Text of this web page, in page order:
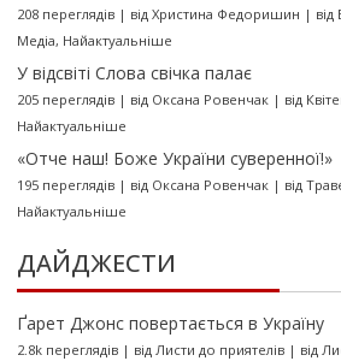
208 переглядів| від Христина Федоришин |
Медіа, Найактуальніше
У відсвіті Слова свічка палає
205 переглядів| від Оксана Ровенчак| від
Найактуальніше
«Отче наш! Боже України суверенної!»
195 переглядів| від Оксана Ровенчак| від
Найактуальніше
ДАЙДЖЕСТИ
Ґарет Джонс повертається в Україну
2.8k переглядів| від Листи до приятелів| від